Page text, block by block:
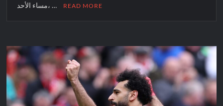
مساء الأحد، … READ MORE